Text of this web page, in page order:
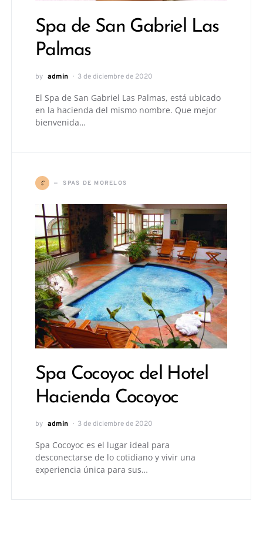
Spa de San Gabriel Las
Palmas
by admin 3 de diciembre de 2020
El Spa de San Gabriel Las Palmas, está ubicado
en la hacienda del mismo nombre. Que mejor
bienvenida…
S SPAS DE MORELOS
Spa Cocoyoc del Hotel
Hacienda Cocoyoc
by admin 3 de diciembre de 2020
Spa Cocoyoc es el lugar ideal para
desconectarse de lo cotidiano y vivir una
experiencia única para sus…